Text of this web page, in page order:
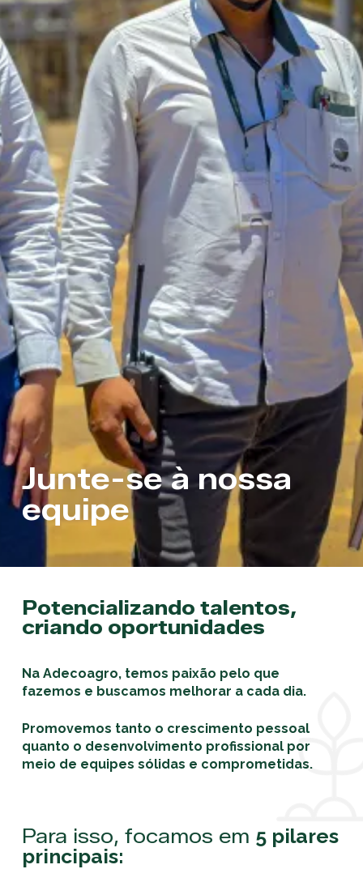
Junte-se à nossa
equipe
Potencializando talentos,
criando oportunidades
Na Adecoagro, temos paixão pelo que
fazemos e buscamos melhorar a cada dia.
Promovemos tanto o crescimento pessoal
quanto o desenvolvimento profissional por
meio de equipes sólidas e comprometidas.
Para isso, focamos em 5 pilares
principais: